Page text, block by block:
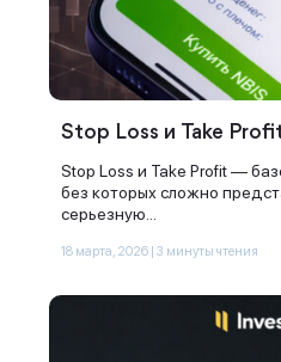
Stop Loss и Take
Stop Loss и Take Profit —
без которых сложно
серьезную...
18 марта, 2026 | 3 минуты чтения